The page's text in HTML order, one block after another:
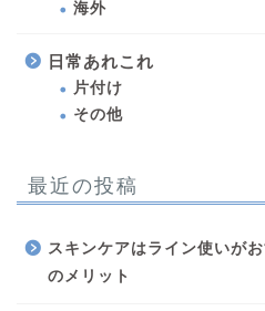
海外
日常あれこれ
片付け
その他
最近の投稿
スキンケアはライン使いが
のメリット